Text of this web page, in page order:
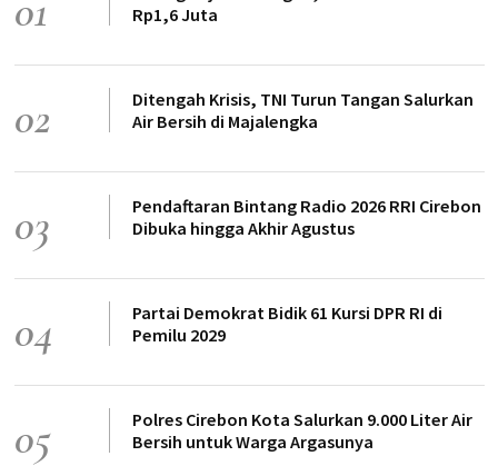
01
Rp1,6 Juta
02
Ditengah Krisis, TNI Turun Tangan Salurkan
Air Bersih di Majalengka
03
Pendaftaran Bintang Radio 2026 RRI Cirebon
Dibuka hingga Akhir Agustus
04
Partai Demokrat Bidik 61 Kursi DPR RI di
Pemilu 2029
05
Polres Cirebon Kota Salurkan 9.000 Liter Air
Bersih untuk Warga Argasunya